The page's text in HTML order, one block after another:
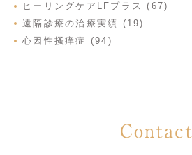
ヒーリングケアLFプラス (67)
遠隔診療の治療実績 (19)
心因性掻痒症 (94)
Contact